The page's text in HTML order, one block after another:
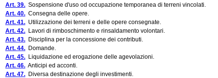
Art. 39. Sospensione d'uso od occupazione temporanea di terreni vincolati.
Art. 40. Consegna delle opere.
Art. 41. Utilizzazione dei terreni e delle opere consegnate.
Art. 42. Lavori di rimboschimento e rinsaldamento volontari.
Art. 43. Disciplina per la concessione dei contributi.
Art. 44. Domande.
Art. 45. Liquidazione ed erogazione delle agevolazioni.
Art. 46. Anticipi ed acconti.
Art. 47. Diversa destinazione degli investimenti.